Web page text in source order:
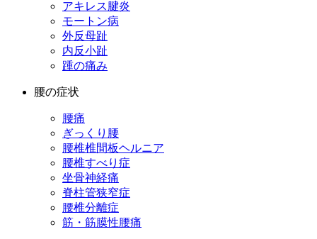
アキレス腱炎
モートン病
外反母趾
内反小趾
踵の痛み
腰の症状
腰痛
ぎっくり腰
腰椎椎間板ヘルニア
腰椎すべり症
坐骨神経痛
脊柱管狭窄症
腰椎分離症
筋・筋膜性腰痛